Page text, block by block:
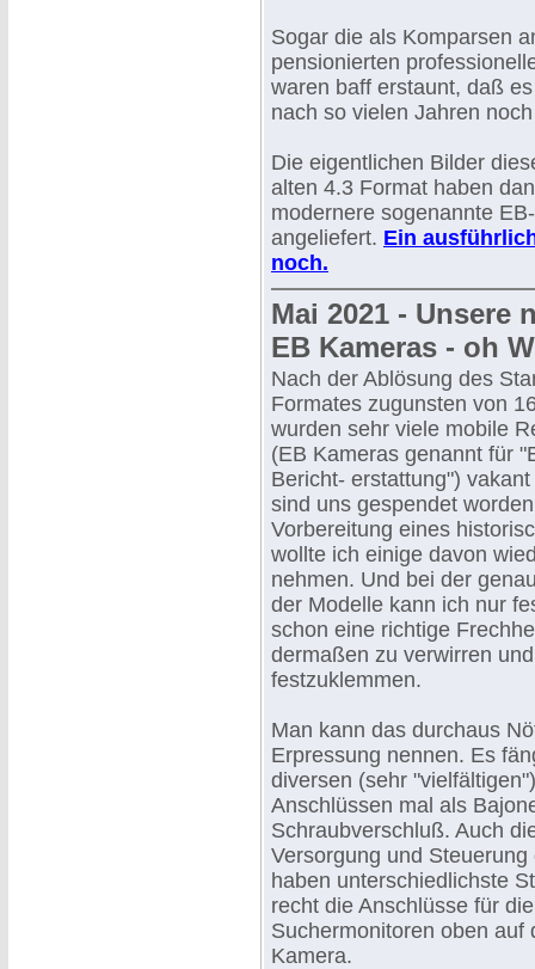
Sogar die als Komparsen
pensionierten
waren baff erstaunt, daß
nach so vielen Jahren
Die eigentlichen Bilder
alten 4.3 Format haben
modernere sogenannte
angeliefert. Ein
noch.
Mai 2021 - Unsere
EB Kameras - oh
Nach der Ablösung des
Formates zugunsten von
wurden sehr viele mobile
(EB Kameras genannt für
Bericht- erstattung")
sind uns gespendet
Vorbereitung eines
wollte ich einige davon
nehmen. Und bei der
der Modelle kann ich nur
schon eine richtige
dermaßen zu verwirren
festzuklemmen.
Man kann das durchaus
Erpressung nennen. Es
diversen (sehr
Anschlüssen mal als
Schraubverschluß. Auch
Versorgung und
haben unterschiedlichste
recht die Anschlüsse für
Suchermonitoren oben auf
Kamera.